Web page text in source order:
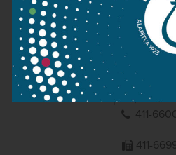
1095 Budapest, Komor
411-
411-